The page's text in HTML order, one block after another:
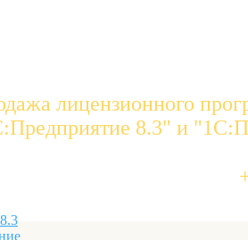
лицензионного
8.3" и